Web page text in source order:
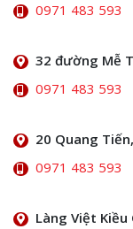
0971 483 593
32 đường Mễ
0971 483 593
20 Quang
0971 483 593
Làng Việt Kiều